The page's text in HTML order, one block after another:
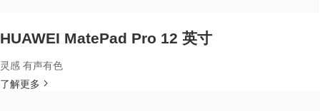
HUAWEI MatePad Pro 12 英寸
灵感 有声有色
了解更多